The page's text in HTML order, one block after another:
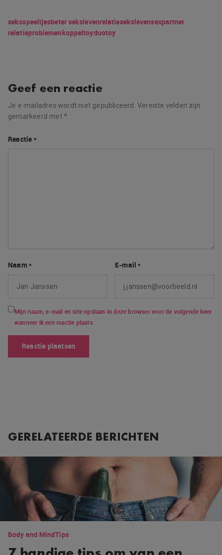
seksspeeltjesbeter sekslevenrelatiesekslevensexpartner
relatieproblemenkoppeltoyduotoy
Geef een reactie
Je e-mailadres wordt niet gepubliceerd. Vereiste velden zijn
gemarkeerd met*
Reactie *
Naam* E-mail*
Mijn naam, e-mail en site opslaan in deze browser voor de volgende keer
wanneer ik een reactie plaats.
GERELATEERDE BERICHTEN
Body and MindTips